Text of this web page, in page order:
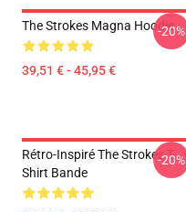
The Strokes Magna Hoodie
39,51 € - 45,95 €
-20%
Rétro-Inspiré The Strokes T-
Shirt Bande
-20%